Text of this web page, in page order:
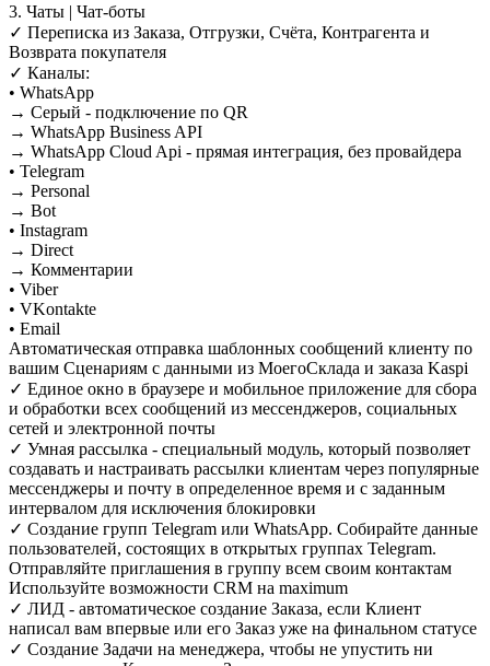
3. Чаты | Чат-боты
✓ Переписка из Заказа, Отгрузки, Счёта, Контрагента и
Возврата покупателя
✓ Каналы:
• WhatsApp
→ Серый - подключение по QR
→ WhatsApp Business API
→ WhatsApp Cloud Api - прямая интеграция, без провайдера
• Telegram
→ Personal
→ Bot
• Instagram
→ Direct
→ Комментарии
• Viber
• VKontakte
• Email
Автоматическая отправка шаблонных сообщений клиенту по
вашим Сценариям с данными из МоегоСклада и заказа Kaspi
✓ Единое окно в браузере и мобильное приложение для сбора
и обработки всех сообщений из мессенджеров, социальных
сетей и электронной почты
✓ Умная рассылка - специальный модуль, который позволяет
создавать и настраивать рассылки клиентам через популярные
мессенджеры и почту в определенное время и с заданным
интервалом для исключения блокировки
✓ Создание групп Telegram или WhatsApp. Собирайте данные
пользователей, состоящих в открытых группах Telegram.
Отправляйте приглашения в группу всем своим контактам
Используйте возможности CRM на maximum
✓ ЛИД - автоматическое создание Заказа, если Клиент
написал вам впервые или его Заказ уже на финальном статусе
✓ Создание Задачи на менеджера, чтобы не упустить ни